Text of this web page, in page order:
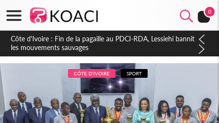
0
Côte d'Ivoire : Ouattara promet des sanctions contre les
déguerpissements illégaux
CÔTE D'IVOIRE SPORT